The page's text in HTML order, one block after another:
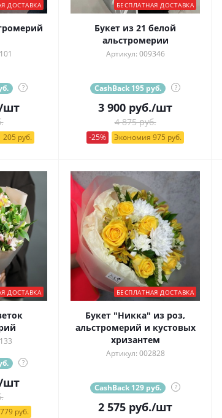
ДОСТАВКА
?
шт
руб.
БЕСПЛАТНАЯ ДОСТАВКА
Букет из 21 белой
альстромерии
Артикул: 009346
CashBack 195 руб. ?
3 900 руб./шт
4 875 руб.
-25% Экономия 975 руб.
ДОСТАВКА
?
шт
руб.
БЕСПЛАТНАЯ ДОСТАВКА
Букет "Никка" из роз,
альстромерий и кустовых
хризантем
Артикул: 002828
CashBack 129 руб. ?
2 575 руб./шт